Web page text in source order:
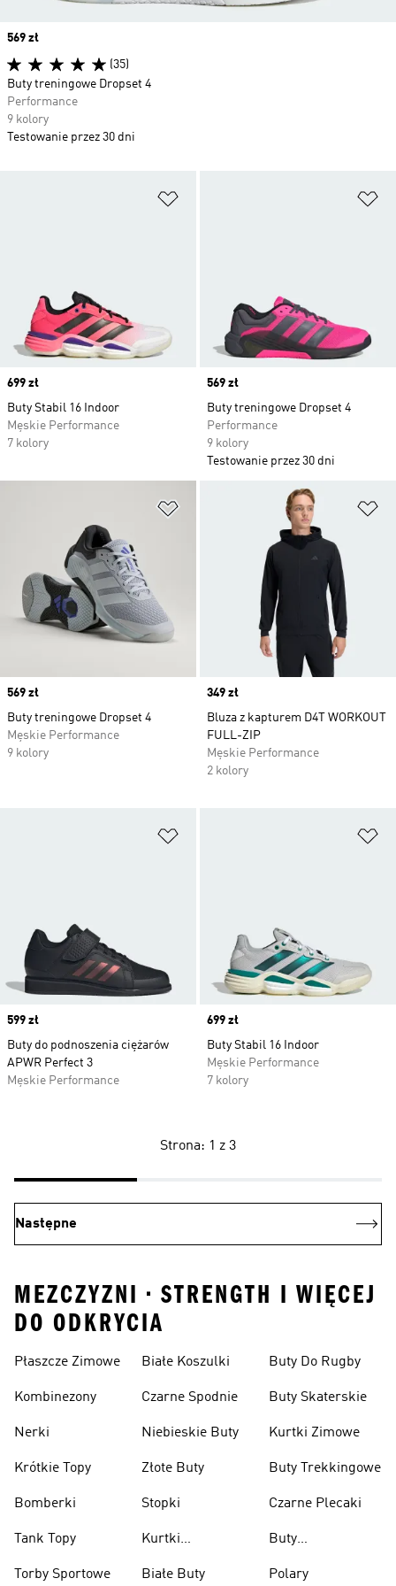
Price
699 zł
Buty Stabil 16 Indoor
Męskie Performance
7 kolory
Price
569 zł
Buty treningowe Dropset 4
Performance
9 kolory
Testowanie przez 30 dni
Dodaj do listy życzeń
Price
569 zł
Buty treningowe Dropset 4
Męskie Performance
9 kolory
Price
349 zł
Bluza z kapturem D4T WORKOUT
FULL-ZIP
Męskie Performance
2 kolory
Price
599 zł
Buty do podnoszenia ciężarów
APWR Perfect 3
Męskie Performance
Price
699 zł
Buty Stabil 16 Indoor
Męskie Performance
7 kolory
Price
569 zł
(35)
Buty treningowe Dropset 4
Performance
9 kolory
Testowanie przez 30 dni
Strona: 1 z 3
Następne
MEZCZYZNI • STRENGTH I WIĘCEJ
DO ODKRYCIA
Płaszcze Zimowe
Kombinezony
Nerki
Krótkie Topy
Bomberki
Tank Topy
Torby Sportowe
Białe Koszulki
Czarne Spodnie
Niebieskie Buty
Złote Buty
Stopki
Kurtki
Białe Buty
Buty Do Rugby
Buty Skaterskie
Kurtki Zimowe
Buty Trekkingowe
Czarne Plecaki
Buty
Polary